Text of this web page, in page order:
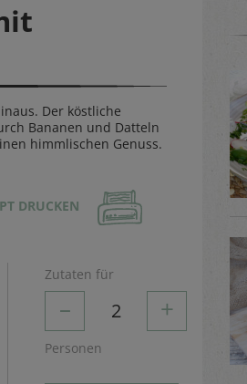
Der köstliche
Bananen und Datteln
himmlischen Genuss.
DRUCKEN
Zutaten für
– 2 +
Personen